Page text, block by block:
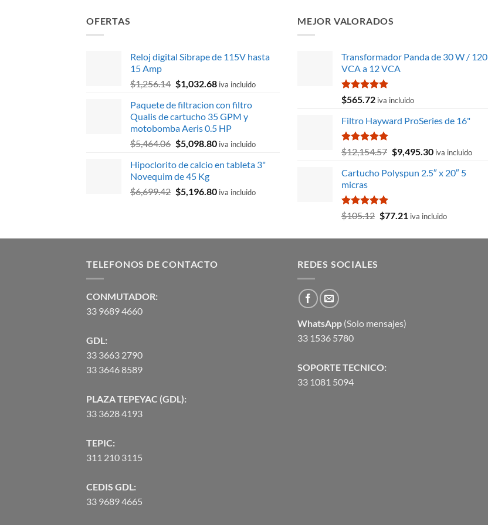
OFERTAS
Reloj digital Sibrape de 115V hasta
15 Amp
$1,256.14 El
original
era:
$1,256.14.
$1,032.68El
actual
es:
$1,032.68.
iva incluido
Paquete de filtracion con filtro
Qualis de cartucho 35 GPM y
motobomba Aeris 0.5 HP
$5,464.06 El
original
era:
$5,464.06.
$5,098.80El
actual
$5,098.80.
iva incluido
Hipoclorito de calcio en tableta 3"
Novequim de 45 Kg
$6,699.42 El
$6,699.42.
$5,196.80El
$5,196.80.
iva incluido
MEJOR VALORADOS
Transformador Panda de 30 W / 120
VCA a 12 VCA
Valorado
con
de 5
$565.72 iva incluido
Filtro Hayward ProSeries de 16"
Valorado
con
de 5
$12,154.57 El
original
$9,495.30El
actual
iva incluido
Cartucho Polyspun 2.5″ x 20″ 5
micras
Valorado
con
$105.12 El
original
$77.21 El
actual
iva incluido
TELEFONOS DE CONTACTO
CONMUTADOR:
33 9689 4660
GDL:
33 3663 2790
33 3646 8589
PLAZA TEPEYAC (GDL):
33 3628 4193
TEPIC:
311 210 3115
CEDIS GDL:
33 9689 4665
REDES SOCIALES
WhatsApp (Solo mensajes)
33 1536 5780
SOPORTE TECNICO:
33 1081 5094